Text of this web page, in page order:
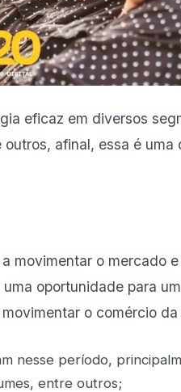
eficaz em diversos
afinal, essa é uma
movimentar o mercado
oportunidade para
o comércio
nesse período,
entre outros;